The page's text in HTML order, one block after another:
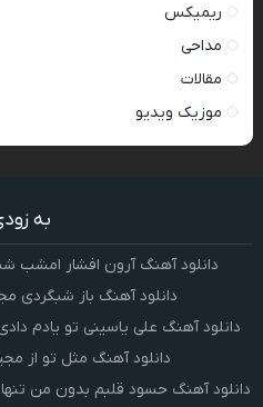
ریمیکس
مداحی
مقالات
موزیک ویدیو
به
دانلود آهنگ آرون افشار امشب
دانلود آهنگ باز
دانلود آهنگ علی یاسینی تو یادم
دانلود آهنگ مثل تو از
دانلود آهنگ حسود قلبم بدون من